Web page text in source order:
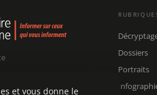
Dossiers
Portraits
et vous donne le